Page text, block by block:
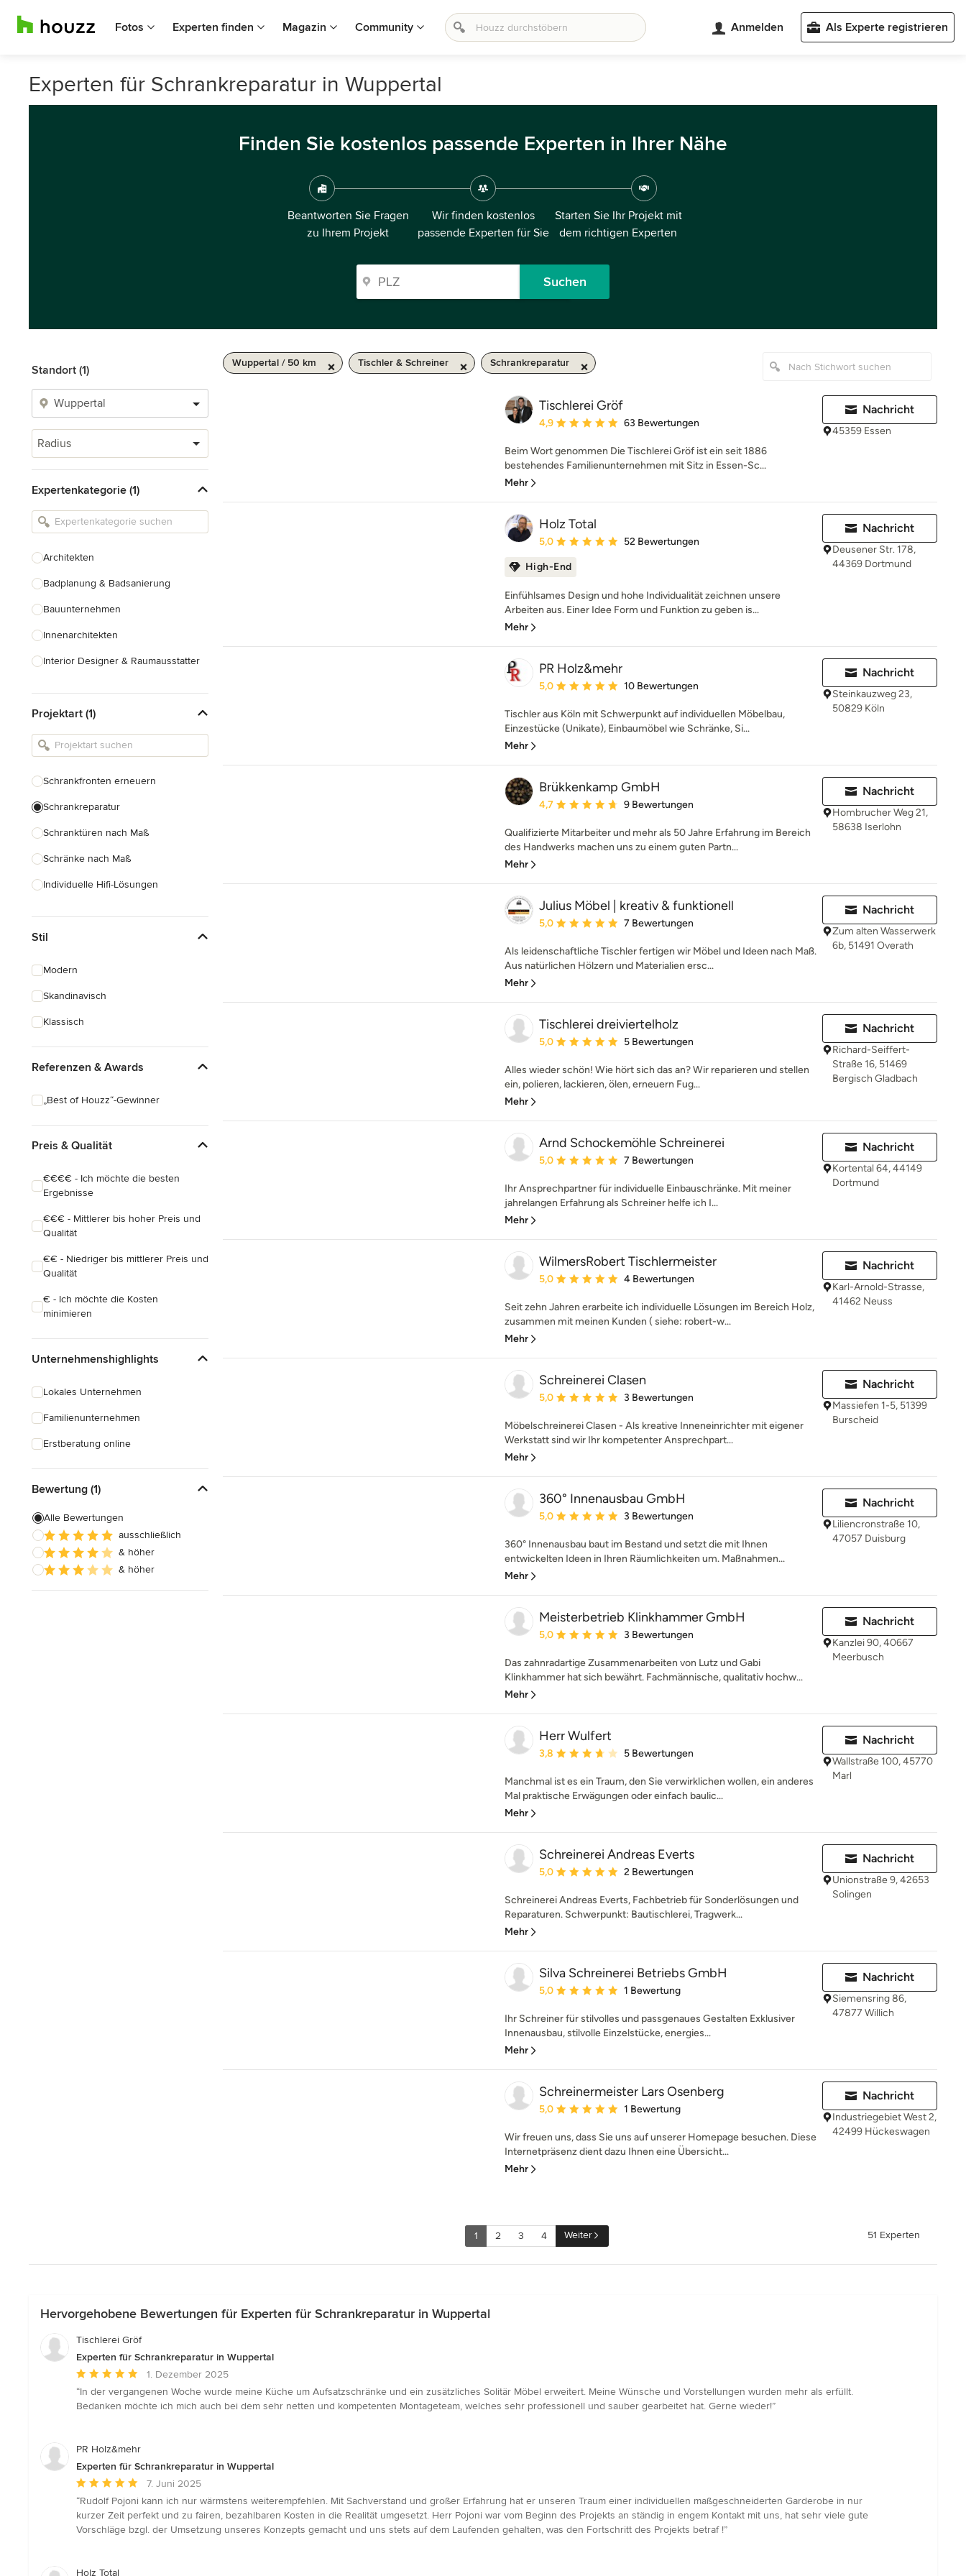
Fotos Experten finden Magazin Community Anmelden Als Experte registrieren
Experten für Schrankreparatur in Wuppertal
Finden Sie kostenlos passende Experten in Ihrer Nähe
Beantworten Sie Fragen
zu Ihrem Projekt
Wir finden kostenlos
passende Experten für Sie
Starten Sie Ihr Projekt mit
dem richtigen Experten
Suchen
Standort (1)
Radius
Expertenkategorie (1)
Architekten
Badplanung & Badsanierung
Bauunternehmen
Innenarchitekten
Interior Designer & Raumausstatter
Landschaftsarchitekten
Armaturen & Sanitärbedarf
Projektart (1)
Schrankfronten erneuern
Schrankreparatur
Schranktüren nach Maß
Schränke nach Maß
Individuelle Hifi-Lösungen
Küchenschränke nach Maß
Alle anzeigen
Stil
Modern
Skandinavisch
Klassisch
Referenzen & Awards
„Best of Houzz“-Gewinner
Preis & Qualität
€€€€ - Ich möchte die besten
Ergebnisse
€€€ - Mittlerer bis hoher Preis und
Qualität
€€ - Niedriger bis mittlerer Preis und
Qualität
€ - Ich möchte die Kosten
minimieren
Unternehmenshighlights
Lokales Unternehmen
Familienunternehmen
Erstberatung online
Bewertung (1)
Alle Bewertungen
ausschließlich
& höher
& höher
Wuppertal / 50 km Tischler & Schreiner Schrankreparatur
Tischlerei Gröf
Durchschnittliche Bewertung: 4.9 von 5 Sternen
4,9 63 Bewertungen
Beim Wort genommen Die Tischlerei Gröf ist ein seit 1886
bestehendes Familienunternehmen mit Sitz in Essen-Sc...
Mehr
Nachricht
45359 Essen
Holz Total
Durchschnittliche Bewertung: 5 von 5 Sternen
5,0 52 Bewertungen
High-End
Einfühlsames Design und hohe Individualität zeichnen unsere
Arbeiten aus. Einer Idee Form und Funktion zu geben is...
Mehr
Nachricht
Deusener Str. 178,
44369 Dortmund
PR Holz&mehr
Durchschnittliche Bewertung: 5 von 5 Sternen
5,0 10 Bewertungen
Tischler aus Köln mit Schwerpunkt auf individuellen Möbelbau,
Einzestücke (Unikate), Einbaumöbel wie Schränke, Si...
Mehr
Nachricht
Steinkauzweg 23,
50829 Köln
Brükkenkamp GmbH
Durchschnittliche Bewertung: 4.7 von 5 Sternen
4,7 9 Bewertungen
Qualifizierte Mitarbeiter und mehr als 50 Jahre Erfahrung im Bereich
des Handwerks machen uns zu einem guten Partn...
Mehr
Nachricht
Hombrucher Weg 21,
58638 Iserlohn
Julius Möbel | kreativ & funktionell
Durchschnittliche Bewertung: 5 von 5 Sternen
5,0 7 Bewertungen
Als leidenschaftliche Tischler fertigen wir Möbel und Ideen nach Maß.
Aus natürlichen Hölzern und Materialien ersc...
Mehr
Nachricht
Zum alten Wasserwerk
6b, 51491 Overath
Tischlerei dreiviertelholz
Durchschnittliche Bewertung: 5 von 5 Sternen
5,0 5 Bewertungen
Alles wieder schön! Wie hört sich das an? Wir reparieren und stellen
ein, polieren, lackieren, ölen, erneuern Fug...
Mehr
Nachricht
Richard-Seiffert-
Straße 16, 51469
Bergisch Gladbach
Arnd Schockemöhle Schreinerei
Durchschnittliche Bewertung: 5 von 5 Sternen
5,0 7 Bewertungen
Ihr Ansprechpartner für individuelle Einbauschränke. Mit meiner
jahrelangen Erfahrung als Schreiner helfe ich I...
Mehr
Nachricht
Kortental 64, 44149
Dortmund
WilmersRobert Tischlermeister
Durchschnittliche Bewertung: 5 von 5 Sternen
5,0 4 Bewertungen
Seit zehn Jahren erarbeite ich individuelle Lösungen im Bereich Holz,
zusammen mit meinen Kunden ( siehe: robert-w...
Mehr
Nachricht
Karl-Arnold-Strasse,
41462 Neuss
Schreinerei Clasen
Durchschnittliche Bewertung: 5 von 5 Sternen
5,0 3 Bewertungen
Möbelschreinerei Clasen - Als kreative Inneneinrichter mit eigener
Werkstatt sind wir Ihr kompetenter Ansprechpart...
Mehr
Nachricht
Massiefen 1-5, 51399
Burscheid
360° Innenausbau GmbH
Durchschnittliche Bewertung: 5 von 5 Sternen
5,0 3 Bewertungen
360° Innenausbau baut im Bestand und setzt die mit Ihnen
entwickelten Ideen in Ihren Räumlichkeiten um. Maßnahmen...
Mehr
Nachricht
Liliencronstraße 10,
47057 Duisburg
Meisterbetrieb Klinkhammer GmbH
Durchschnittliche Bewertung: 5 von 5 Sternen
5,0 3 Bewertungen
Das zahnradartige Zusammenarbeiten von Lutz und Gabi
Klinkhammer hat sich bewährt. Fachmännische, qualitativ hochw...
Mehr
Nachricht
Kanzlei 90, 40667
Meerbusch
Herr Wulfert
Durchschnittliche Bewertung: 3.8 von 5 Sternen
3,8 5 Bewertungen
Manchmal ist es ein Traum, den Sie verwirklichen wollen, ein anderes
Mal praktische Erwägungen oder einfach baulic...
Mehr
Nachricht
Wallstraße 100, 45770
Marl
Schreinerei Andreas Everts
Durchschnittliche Bewertung: 5 von 5 Sternen
5,0 2 Bewertungen
Schreinerei Andreas Everts, Fachbetrieb für Sonderlösungen und
Reparaturen. Schwerpunkt: Bautischlerei, Tragwerk...
Mehr
Nachricht
Unionstraße 9, 42653
Solingen
Silva Schreinerei Betriebs GmbH
Durchschnittliche Bewertung: 5 von 5 Sternen
5,0 1 Bewertung
Ihr Schreiner für stilvolles und passgenaues Gestalten Exklusiver
Innenausbau, stilvolle Einzelstücke, energies...
Mehr
Nachricht
Siemensring 86,
47877 Willich
Schreinermeister Lars Osenberg
Durchschnittliche Bewertung: 5 von 5 Sternen
5,0 1 Bewertung
Wir freuen uns, dass Sie uns auf unserer Homepage besuchen. Diese
Internetpräsenz dient dazu Ihnen eine Übersicht...
Mehr
Nachricht
Industriegebiet West 2,
42499 Hückeswagen
1 2 3 4 Weiter 51 Experten
Hervorgehobene Bewertungen für Experten für Schrankreparatur in Wuppertal
Tischlerei Gröf
Experten für Schrankreparatur in Wuppertal
Durchschnittliche
Bewertung:
5
Sternen
1. Dezember 2025
“In der vergangenen Woche wurde meine Küche um Aufsatzschränke und ein zusätzliches Solitär Möbel erweitert. Meine Wünsche und Vorstellungen wurden mehr als erfüllt.
Bedanken möchte ich mich auch bei dem sehr netten und kompetenten Montageteam, welches sehr professionell und sauber gearbeitet hat. Gerne wieder!”
PR Holz&mehr
Experten für Schrankreparatur in Wuppertal
Durchschnittliche
Bewertung:
5
von
7. Juni 2025
“Rudolf Pojoni kann ich nur wärmstens weiterempfehlen. Mit Sachverstand und großer Erfahrung hat er unseren Traum einer individuellen maßgeschneiderten Garderobe in nur
kurzer Zeit perfekt und zu fairen, bezahlbaren Kosten in die Realität umgesetzt. Herr Pojoni war vom Beginn des Projekts an ständig in engem Kontakt mit uns, hat sehr viele gute
Vorschläge bzgl. der Umsetzung unseres Konzepts gemacht und uns stets auf dem Laufenden gehalten, was den Fortschritt des Projekts betraf !”
Holz Total